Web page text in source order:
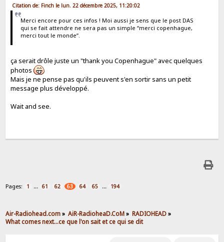
Citation de: Finch le lun. 22 décembre 2025, 11:20:02
Merci encore pour ces infos ! Moi aussi je sens que le post DAS
qui se fait attendre ne sera pas un simple “merci copenhague,
merci tout le monde”.
ça serait drôle juste un "thank you Copenhague" avec quelques
photos
Mais je ne pense pas qu'ils peuvent s'en sortir sans un petit
message plus développé.
Wait and see.
Pages: 1 ... 61 62 63 64 65 ... 194
Air-Radiohead.com» AiR-RadioheaD.CoM» RADIOHEAD»
What comes next...ce que l'on sait et ce qui se dit